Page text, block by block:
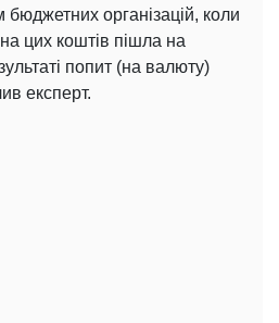
бюджетних організацій, коли
цих коштів пішла на
попит (на валюту)
експерт.